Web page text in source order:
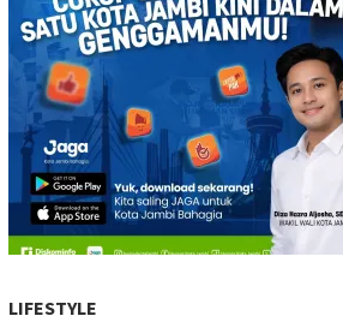
LIFESTYLE